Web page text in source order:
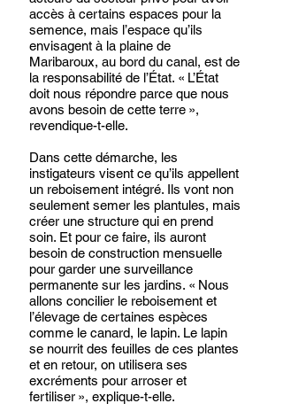
accès à certains espaces pour la
semence, mais l’espace qu’ils
envisagent à la plaine de
Maribaroux, au bord du canal, est de
la responsabilité de l’État. « L’État
doit nous répondre parce que nous
avons besoin de cette terre »,
revendique-t-elle.
Dans cette démarche, les
instigateurs visent ce qu’ils appellent
un reboisement intégré. Ils vont non
seulement semer les plantules, mais
créer une structure qui en prend
soin. Et pour ce faire, ils auront
besoin de construction mensuelle
pour garder une surveillance
permanente sur les jardins. « Nous
allons concilier le reboisement et
l’élevage de certaines espèces
comme le canard, le lapin. Le lapin
se nourrit des feuilles de ces plantes
et en retour, on utilisera ses
excréments pour arroser et
fertiliser », explique-t-elle.